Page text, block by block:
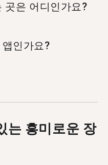
곳은 어디인가요?
인가요?
서 왔습니다.
는 흥미로운 장